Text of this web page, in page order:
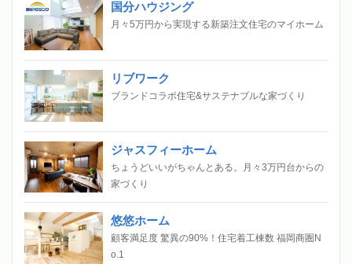
国分ハウジング
月々5万円から実現する新築注文住宅のマイホーム
リブワーク
ブランドコラボ住宅&サステナブルな家づくり
ジャスフィーホーム
ちょうどいいがちゃんとある。月々3万円台からの
家づくり
悠悠ホーム
顧客満足度 驚異の90%！住宅着工棟数 福岡商圏N
o.1